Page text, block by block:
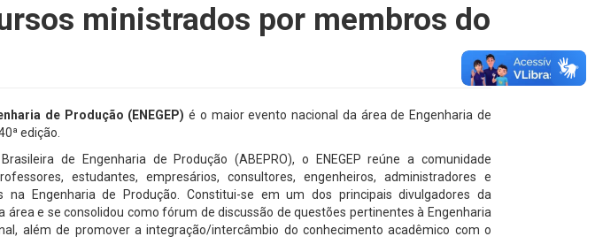
ministrados por membros do
de Produção (ENEGEP) é o maior evento nacional da área de Engenharia de
edição.
de Engenharia de Produção (ABEPRO), o ENEGEP reúne a comunidade
estudantes, empresários, consultores, engenheiros, administradores e
na Engenharia de Produção. Constitui-se em um dos principais divulgadores da
área e se consolidou como fórum de discussão de questões pertinentes à Engenharia
além de promover a integração/intercâmbio do conhecimento acadêmico com o